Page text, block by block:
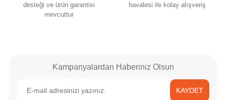
desteği ve ürün garantisi
mevcuttur
havalesi ile kolay alışveriş
Kampanyalardan Haberiniz Olsun
KAYDET